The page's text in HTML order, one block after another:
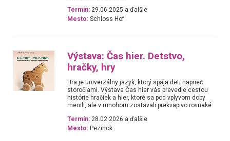
Termín: 29.06.2025 a ďalšie
Mesto: Schloss Hof
Výstava: Čas hier. Detstvo,
hračky, hry
Hra je univerzálny jazyk, ktorý spája deti naprieč
storočiami. Výstava Čas hier vás prevedie cestou
histórie hračiek a hier, ktoré sa pod vplyvom doby
menili, ale v mnohom zostávali prekvapivo rovnaké.
Termín: 28.02.2026 a ďalšie
Mesto: Pezinok